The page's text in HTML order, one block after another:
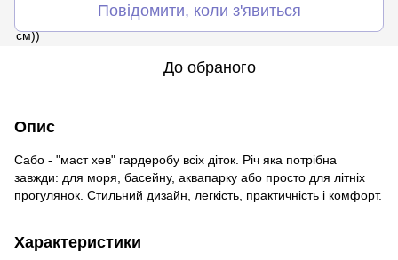
Повідомити, коли з'явиться
До обраного
Опис
Сабо - "маст хев" гардеробу всіх діток. Річ яка потрібна
завжди: для моря, басейну, аквапарку або просто для літніх
прогулянок. Стильний дизайн, легкість, практичність і комфорт.
Характеристики